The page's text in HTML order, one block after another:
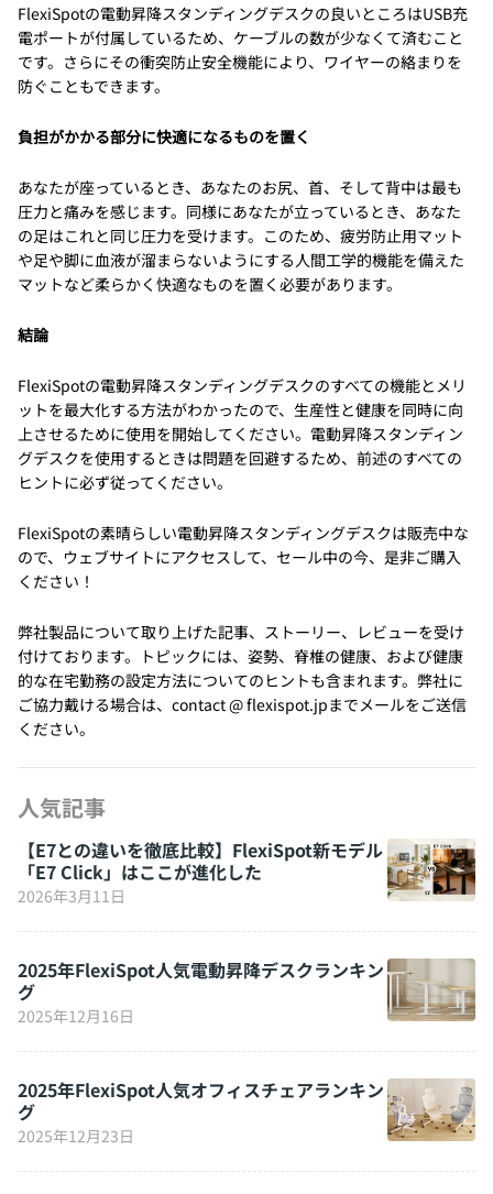
FlexiSpotの電動昇降スタンディングデスクの良いところはUSB充
電ポートが付属しているため、ケーブルの数が少なくて済むこと
です。さらにその衝突防止安全機能により、ワイヤーの絡まりを
防ぐこともできます。
負担がかかる部分に快適になるものを置く
あなたが座っているとき、あなたのお尻、首、そして背中は最も
圧力と痛みを感じます。同様にあなたが立っているとき、あなた
の足はこれと同じ圧力を受けます。このため、疲労防止用マット
や足や脚に血液が溜まらないようにする人間工学的機能を備えた
マットなど柔らかく快適なものを置く必要があります。
結論
FlexiSpotの電動昇降スタンディングデスクのすべての機能とメリ
ットを最大化する方法がわかったので、生産性と健康を同時に向
上させるために使用を開始してください。電動昇降スタンディン
グデスクを使用するときは問題を回避するため、前述のすべての
ヒントに必ず従ってください。
FlexiSpotの素晴らしい電動昇降スタンディングデスクは販売中な
ので、ウェブサイトにアクセスして、セール中の今、是非ご購入
ください！
弊社製品について取り上げた記事、ストーリー、レビューを受け
付けております。トピックには、姿勢、脊椎の健康、および健康
的な在宅勤務の設定方法についてのヒントも含まれます。弊社に
ご協力戴ける場合は、contact @ flexispot.jpまでメールをご送信
ください。
人気記事
【E7との違いを徹底比較】FlexiSpot新モデル
「E7 Click」はここが進化した
2026年3月11日
2025年FlexiSpot人気電動昇降デスクランキン
グ
2025年12月16日
2025年FlexiSpot人気オフィスチェアランキン
グ
2025年12月23日